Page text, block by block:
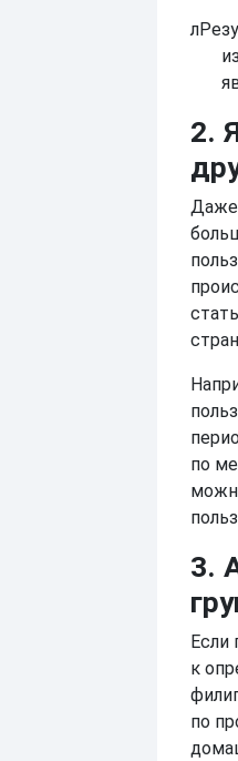
л
2.
Даже
по
3.
Если
к
по